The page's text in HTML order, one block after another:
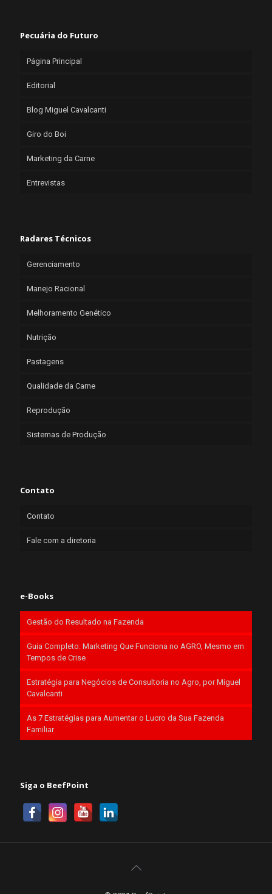
Pecuária do Futuro
Página Principal
Editorial
Blog Miguel Cavalcanti
Giro do Boi
Marketing da Carne
Entrevistas
Radares Técnicos
Gerenciamento
Manejo Racional
Melhoramento Genético
Nutrição
Pastagens
Qualidade da Carne
Reprodução
Sistemas de Produção
Contato
Contato
Fale com a diretoria
e-Books
Gestão do Resultado na Fazenda
Guia Completo: Marketing Que Funciona no AGRO, Mesmo em
Tempos de Crise
Estratégia para Negócios de Consultoria no Agro, por Miguel
Cavalcanti
As 7 Estratégias para Aumentar o Lucro da Sua Fazenda
Familiar
Siga o BeefPoint